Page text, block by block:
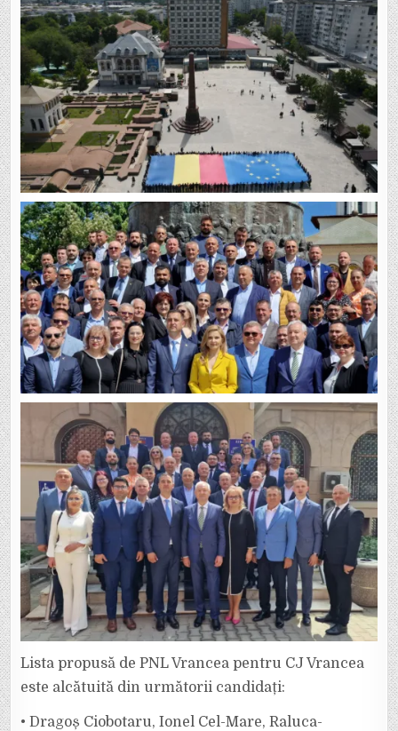
Lista propusă de PNL Vrancea pentru CJ Vrancea
este alcătuită din următorii candidați:
• Dragoș Ciobotaru, Ionel Cel-Mare, Raluca-